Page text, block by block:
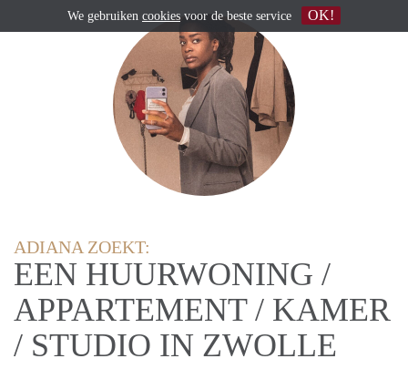
ADIANA ZOEKT:
EEN HUURWONING /
APPARTEMENT / KAMER
/ STUDIO IN ZWOLLE
We gebruiken cookies voor de beste service OK!